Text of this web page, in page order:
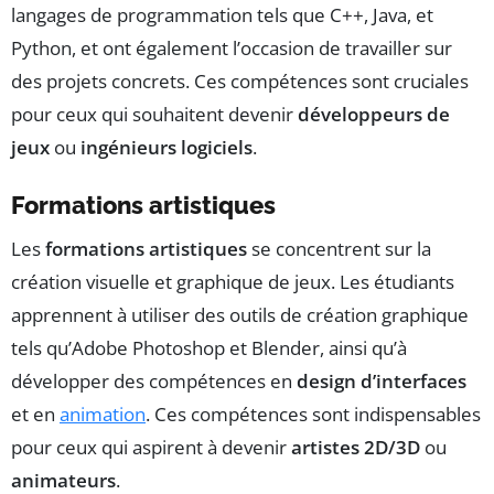
langages de programmation tels que C++, Java, et
Python, et ont également l’occasion de travailler sur
des projets concrets. Ces compétences sont cruciales
pour ceux qui souhaitent devenirdéveloppeurs de
jeux ou ingénieurs logiciels.
Formations artistiques
Lesformations artistiquesse concentrent sur la
création visuelle et graphique de jeux. Les étudiants
apprennent à utiliser des outils de création graphique
tels qu’Adobe Photoshop et Blender, ainsi qu’à
développer des compétences en design d’interfaces
et en animation. Ces compétences sont indispensables
pour ceux qui aspirent à devenirartistes 2D/3D ou
animateurs.